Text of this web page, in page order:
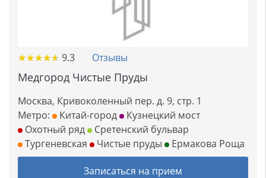
★★★★★
★★★★★ 9.3 Отзывы
Медгород Чистые Пруды
Москва, Кривоколенный пер. д. 9, стр. 1
Метро:
Китай-город
Кузнецкий мост
Охотный ряд
Сретенский бульвар
Тургеневская
Чистые пруды Ермакова Роща
Записаться на прием